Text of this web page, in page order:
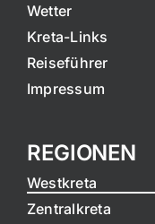
Wetter
Kreta-Links
Reiseführer
Impressum
REGIONEN
Westkreta
Zentralkreta